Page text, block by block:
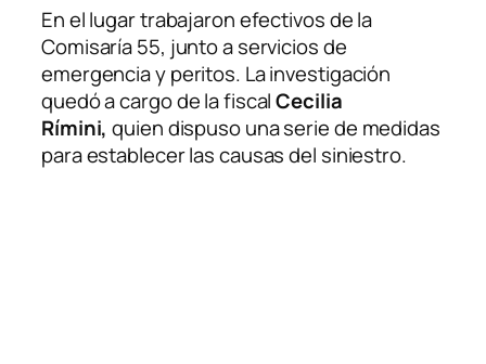
En el lugar trabajaron efectivos de la
Comisaría 55, junto a servicios de
emergencia y peritos. La investigación
quedó a cargo de la fiscalCecilia
Rímini, quien dispuso una serie de medidas
para establecer las causas del siniestro.